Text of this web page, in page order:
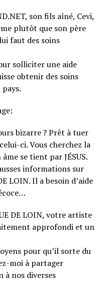
son fils aîné, Cevi,
plutôt que son père
faut des soins
solliciter une aide
obtenir des soins
bizarre ? Prêt à tuer
ci. Vous cherchez la
se tient par JÉSUS.
informations sur
LOIN. Il a besoin d’aide
DE LOIN, votre artiste
approfondi et un
pour qu’il sorte du
moi à partager
nos diverses